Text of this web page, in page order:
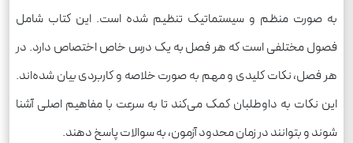
به صورت منظم و سیستماتیک تنظیم شده است. این کتاب شامل
فصول مختلفی است که هر فصل به یک درس خاص اختصاص دارد. در
هر فصل، نکات کلیدی و مهم به صورت خلاصه و کاربردی بیان شده‌اند.
این نکات به داوطلبان کمک می‌کند تا به سرعت با مفاهیم اصلی آشنا
شوند و بتوانند در زمان محدود آزمون، به سوالات پاسخ دهند.